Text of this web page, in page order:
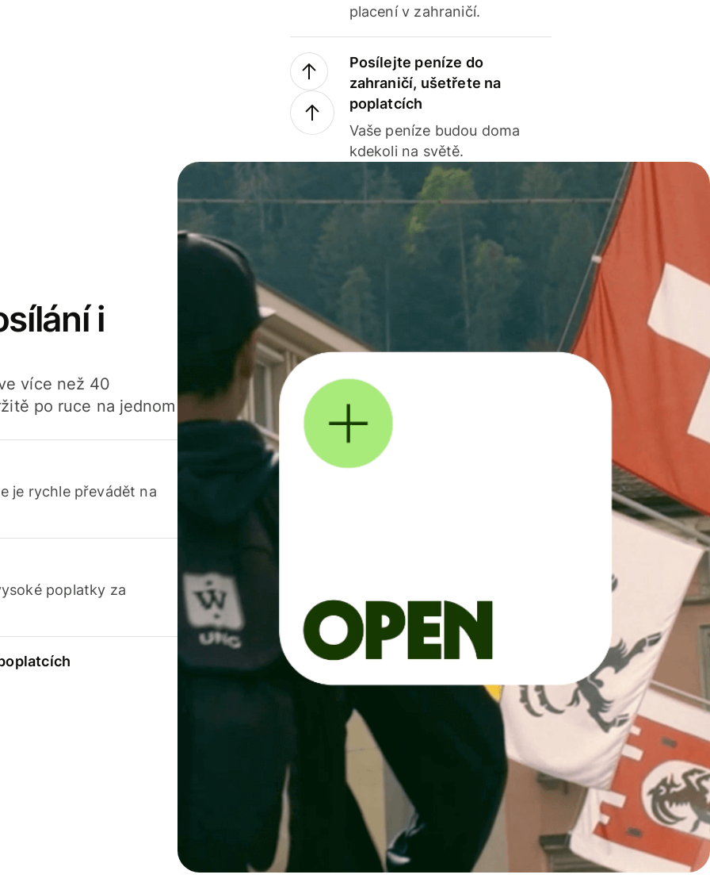
placení v zahraničí.
Posílejte peníze do
zahraničí, ušetřete na
poplatcích
Vaše peníze budou doma
kdekoli na světě.
i
více než 40
po ruce na jednom
je rychle převádět na
poplatky za